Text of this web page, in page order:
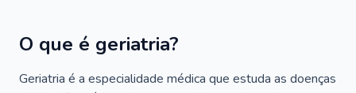
O que é geriatria?
Geriatria é a especialidade médica que estuda as doenças